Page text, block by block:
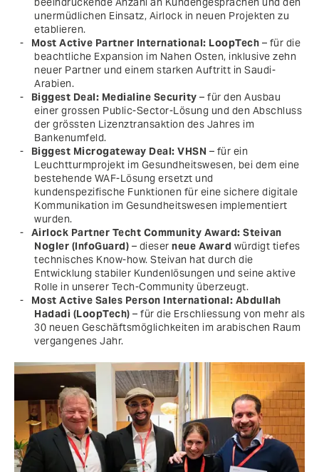
unermüdlichen Einsatz, Airlock in neuen Projekten zu
etablieren.
Most Active Partner International: LoopTech – für die
beachtliche Expansion im Nahen Osten, inklusive zehn
neuer Partner und einem starken Auftritt in Saudi-
Arabien.
Biggest Deal: Medialine Security – für den Ausbau
einer grossen Public-Sector-Lösung und den Abschluss
der grössten Lizenztransaktion des Jahres im
Bankenumfeld.
Biggest Microgateway Deal: VHSN – für ein
Leuchtturmprojekt im Gesundheitswesen, bei dem eine
bestehende WAF-Lösung ersetzt und
kundenspezifische Funktionen für eine sichere digitale
Kommunikation im Gesundheitswesen implementiert
wurden.
Airlock Partner Techt Community Award: Steivan
Nogler (InfoGuard) – dieser neue Award würdigt tiefes
technisches Know-how. Steivan hat durch die
Entwicklung stabiler Kundenlösungen und seine aktive
Rolle in unserer Tech-Community überzeugt.
Most Active Sales Person International: Abdullah
Hadadi (LoopTech) – für die Erschliessung von mehr als
30 neuen Geschäftsmöglichkeiten im arabischen Raum
vergangenes Jahr.